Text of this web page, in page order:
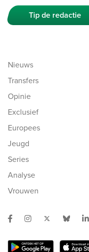
Tip de redactie
Nieuws
Transfers
Opinie
Exclusief
Europees
Jeugd
Series
Analyse
Vrouwen